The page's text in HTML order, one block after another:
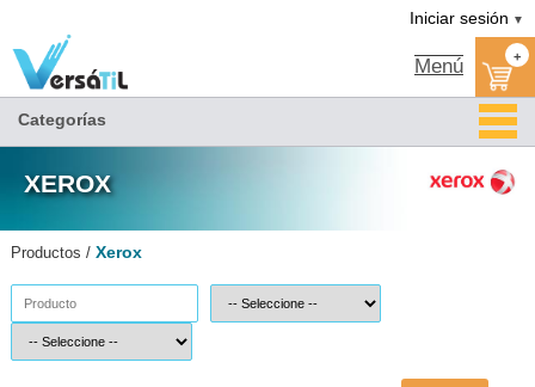
Iniciar sesión ▼
Menú +
Categorías
XEROX
Productos / Xerox